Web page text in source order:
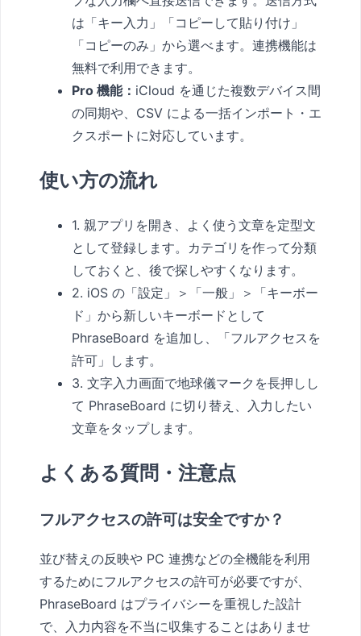
は「キー入力」「コピーして貼り付け」
「コピーのみ」から選べます。連携機能は
無料で利用できます。
Pro 機能： iCloud を通じた複数デバイス間
の同期や、CSV による一括インポート・エ
クスポートに対応しています。
使い方の流れ
1. 親アプリを開き、よく使う文章を定型文
として登録します。カテゴリを作って分類
しておくと、後で探しやすくなります。
2. iOS の「設定」＞「一般」＞「キーボー
ド」から新しいキーボードとして
PhraseBoard を追加し、「フルアクセスを
許可」します。
3. 文字入力画面で地球儀マークを長押しし
て PhraseBoard に切り替え、入力したい
文章をタップします。
よくある質問・注意点
フルアクセスの許可は安全ですか？
並び替えの反映や PC 連携などの全機能を利用
するためにフルアクセスの許可が必要ですが、
PhraseBoard はプライバシーを重視した設計
で、入力内容を不当に収集することはありませ